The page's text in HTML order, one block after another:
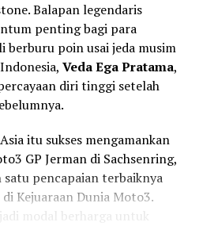
racing line dan
Kiattisak, tantangannya
beradaptasi dengan
lingkungan tim baru,
Dunia Moto3 dalam waktu
memasang target
Fokus utamanya adalah
dan bekerja secara bertahap
Balapan legendaris
penting bagi para
berburu poin usai jeda musim
Veda Ega Pratama,
diri tinggi setelah
itu sukses mengamankan
GP Jerman di Sachsenring,
satu pencapaian terbaiknya
Kejuaraan Dunia Moto3.
modal berharga untuk